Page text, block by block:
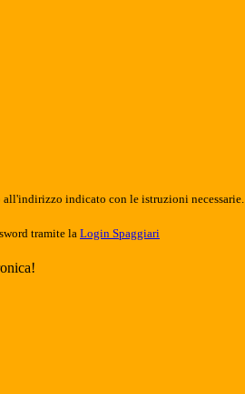
all'indirizzo indicato con le istruzioni necessarie.
tramite la Login Spaggiari